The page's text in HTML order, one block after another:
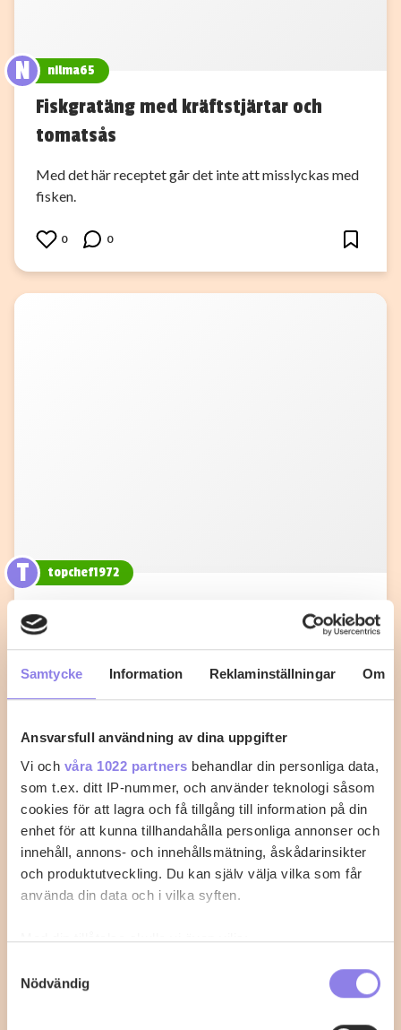
Samtycke Information Reklaminställningar Om
Ansvarsfull användning av dina uppgifter
Vi och våra 1022 partners behandlar din personliga data,
som t.ex. ditt IP-nummer, och använder teknologi såsom
cookies för att lagra och få tillgång till information på din
enhet för att kunna tillhandahålla personliga annonser och
innehåll, annons- och innehållsmätning, åskådarinsikter
och produktutveckling. Du kan själv välja vilka som får
använda din data och i vilka syften.
Med din tillåtelse skulle vi även vilja:
som kan ha en noggrannhet på upp till flera meter
Nödvändig
N nilma65
Fiskgratäng med kräftstjärtar och
tomatsås
Med det här receptet går det inte att misslyckas med
fisken.
0 0
T topchef1972
Knafeh med Mascarpone
Mellan Österns delikata bakverk gjord med
marscapone